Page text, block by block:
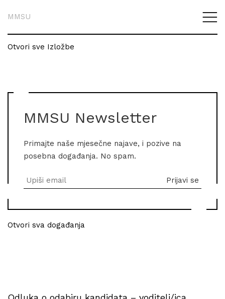
MMSU
Otvori sve Izložbe
MMSU Newsletter
Primajte naše mjesečne najave, i pozive na
posebna događanja. No spam.
Otvori sva događanja